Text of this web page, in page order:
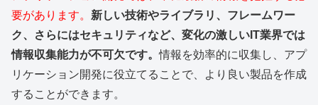
要があります。 新しい技術やライブラリ、フレームワー
ク、さらにはセキュリティなど、変化の激しいIT業界では
情報収集能力が不可欠です。情報を効率的に収集し、アプ
リケーション開発に役立てることで、より良い製品を作成
することができます。